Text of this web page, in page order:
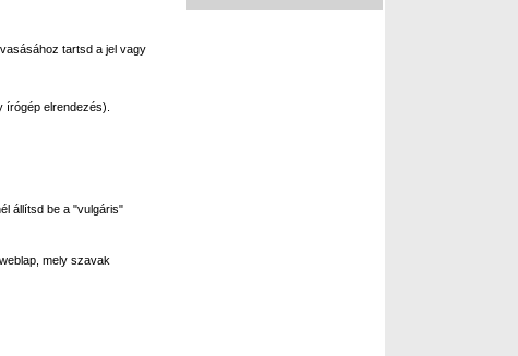
tartsd a jel vagy
elrendezés).
állítsd be a "vulgáris"
weblap, mely szavak